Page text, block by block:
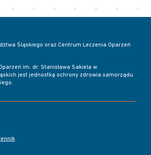
im. dr. Stanisława Sakiela w
jest jednostką ochrony zdrowia samorządu